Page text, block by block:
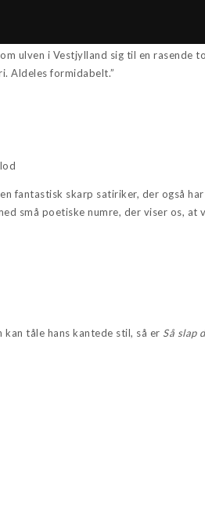
ulven i Vestjylland sig til en
Aldeles formidabelt.”
fantastisk skarp satiriker, der også
små poetiske numre, der viser os, at
tåle hans kantede stil, så er Så slap